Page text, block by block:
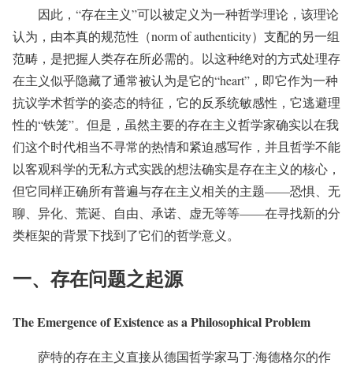
因此，“存在主义”可以被定义为一种哲学理论，该理论
认为，由本真的规范性（norm of authenticity）支配的另一组
范畴，是把握人类存在所必需的。以这种绝对的方式处理存
在主义似乎隐藏了通常被认为是它的“heart”，即它作为一种
抗议学术哲学的姿态的特征，它的反系统敏感性，它逃避理
性的“铁笼”。但是，虽然主要的存在主义哲学家确实以在我
们这个时代相当不寻常的热情和紧迫感写作，并且哲学不能
以客观科学的无私方式实践的想法确实是存在主义的核心，
但它同样正确所有普遍与存在主义相关的主题——恐惧、无
聊、异化、荒诞、自由、承诺、虚无等等——在寻找新的分
类框架的背景下找到了它们的哲学意义。
一、存在问题之起源
The Emergence of Existence as a Philosophical Problem
萨特的存在主义直接从德国哲学家马丁·海德格尔的作